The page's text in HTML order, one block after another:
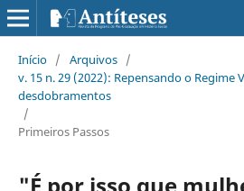
Início / Arquivos /
v. 15 n. 29 (2022): Repensando o Regime
desdobramentos
/
Primeiros Passos